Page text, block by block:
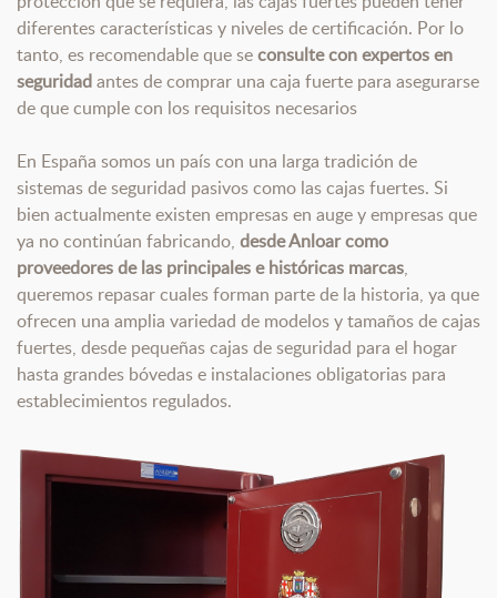
diferentes características y niveles de certificación. Por lo
tanto, es recomendable que seconsulte con expertos en
seguridadantes de comprar una caja fuerte para asegurarse
de que cumple con los requisitos necesarios
En España somos un país con una larga tradición de
sistemas de seguridad pasivos como las cajas fuertes. Si
bien actualmente existen empresas en auge y empresas que
ya no continúan fabricando, desde Anloar como
proveedores de las principales e históricas marcas,
queremos repasar cuales forman parte de la historia, ya que
ofrecen una amplia variedad de modelos y tamaños de cajas
fuertes, desde pequeñas cajas de seguridad para el hogar
hasta grandes bóvedas e instalaciones obligatorias para
establecimientos regulados.